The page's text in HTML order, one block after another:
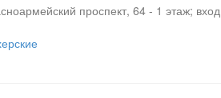
проспект, 64 - 1 этаж;